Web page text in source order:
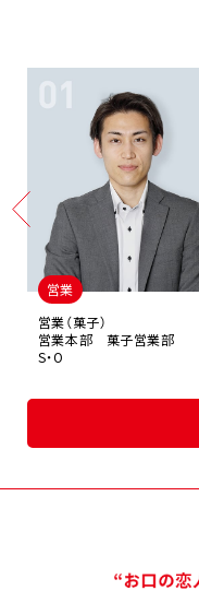
営業
営業（菓子）
営業本部 菓子営業部
S・O